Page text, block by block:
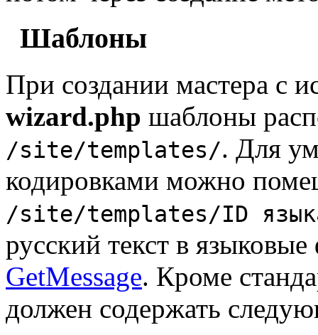
Шаблоны
При создании мастера с
wizard.php шаблоны
/site/templates/. Для
кодировками можно
/site/templates/ID
русский текст в
GetMessage. Кроме
должен содержать